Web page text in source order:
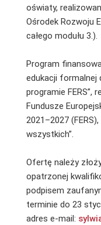
oświaty,
Ośrodek Rozwoju
całego modułu 3.).
Program
edukacji formalnej
programie FERS”,
Fundusze
2021–2027 (FERS),
wszystkich”.
Ofertę należy
opatrzonej
podpisem
terminie do 23
adres e-mail: